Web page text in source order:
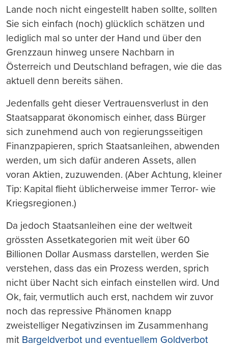
Lande noch nicht eingestellt haben sollte, sollten
Sie sich einfach (noch) glücklich schätzen und
lediglich mal so unter der Hand und über den
Grenzzaun hinweg unsere Nachbarn in
Österreich und Deutschland befragen, wie die das
aktuell denn bereits sähen.
Jedenfalls geht dieser Vertrauensverlust in den
Staatsapparat ökonomisch einher, dass Bürger
sich zunehmend auch von regierungsseitigen
Finanzpapieren, sprich Staatsanleihen, abwenden
werden, um sich dafür anderen Assets, allen
voran Aktien, zuzuwenden. (Aber Achtung, kleiner
Tip: Kapital flieht üblicherweise immer Terror- wie
Kriegsregionen.)
Da jedoch Staatsanleihen eine der weltweit
grössten Assetkategorien mit weit über 60
Billionen Dollar Ausmass darstellen, werden Sie
verstehen, dass das ein Prozess werden, sprich
nicht über Nacht sich einfach einstellen wird. Und
Ok, fair, vermutlich auch erst, nachdem wir zuvor
noch das repressive Phänomen knapp
zweistelliger Negativzinsen im Zusammenhang
mit Bargeldverbot und eventuellem Goldverbot